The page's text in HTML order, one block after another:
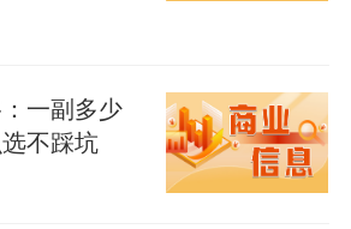
保险目录范围内的中成
药医疗机构制剂等，可临
支付范围。
一副多少
不踩坑